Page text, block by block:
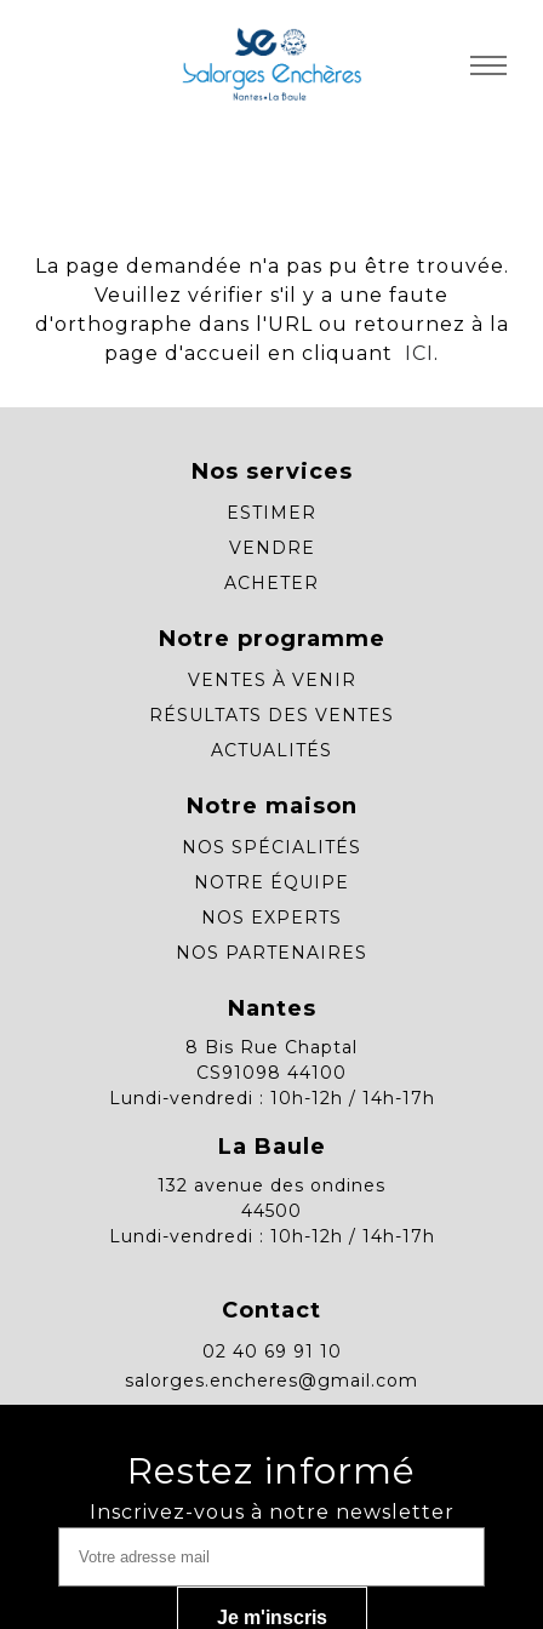
La page demandée n'a pas pu être trouvée.
Veuillez vérifier s'il y a une faute
d'orthographe dans l'URL ou retournez à la
page d'accueil en cliquant
ICI .
Nos services
ESTIMER
VENDRE
ACHETER
Notre programme
VENTES À VENIR
RÉSULTATS DES VENTES
ACTUALITÉS
Notre maison
NOS SPÉCIALITÉS
NOTRE ÉQUIPE
NOS EXPERTS
NOS PARTENAIRES
Nantes
8 Bis Rue Chaptal
CS91098 44100
Lundi-vendredi : 10h-12h / 14h-17h
La Baule
132 avenue des ondines
44500
Lundi-vendredi : 10h-12h / 14h-17h
Contact
02 40 69 91 10
salorges.encheres@gmail.com
Restez informé
Inscrivez-vous à notre newsletter